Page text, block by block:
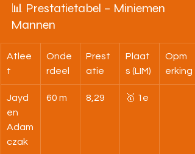
📊 Prestatietabel – Miniemen
Mannen
Atlee
t
Onde
rdeel
Prest
atie
Plaat
s (LIM)
Opm
erking
Jayd
en
Adam
czak
60 m 8,29 🥇 1e